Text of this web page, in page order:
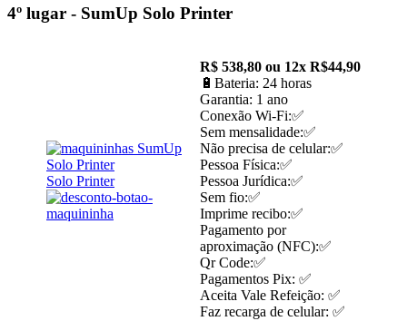
4º lugar - SumUp Solo Printer
Solo Printer
R$ 538,80 ou 12x R$44,90
🔋Bateria: 24 horas
Garantia: 1 ano
Conexão Wi-Fi:✅
Sem mensalidade:✅
Não precisa de celular:✅
Pessoa Física:✅
Pessoa Jurídica:✅
Sem fio:✅
Imprime recibo:✅
Pagamento por
aproximação (NFC):✅
Qr Code:✅
Pagamentos Pix: ✅
Aceita Vale Refeição: ✅
Faz recarga de celular: ✅